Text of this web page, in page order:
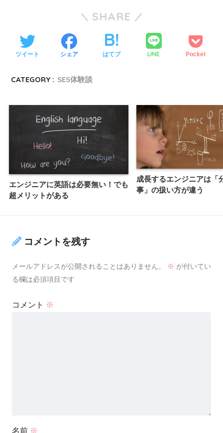
SHARE
ツイート シェア はてブ LINE Pocket
CATEGORY : SES体験談
エンジニアに英語は必要無い！でも
超メリットがある
成長するエンジニアは「
事」の扱い方が違う
コメントを残す
メールアドレスが公開されることはありません。 ※ が付いてい
る欄は必須項目です
コメント ※
名前 ※